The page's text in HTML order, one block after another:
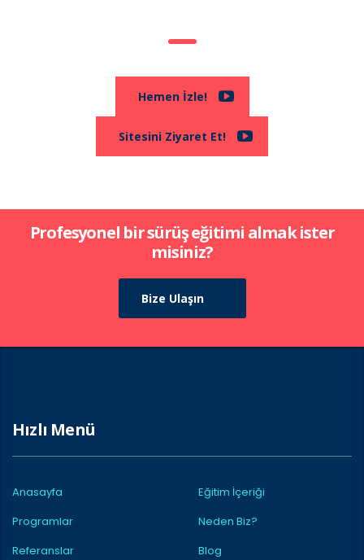
Hemen İzle!
Sitesini Ziyaret Et!
Profesyonel bir sürüş eğitimi almak ister
misiniz?
Bize Ulaşın
Hızlı Menü
Anasayfa
Eğitim İçeriği
Programlar
Neden Biz?
Referanslar
Blog